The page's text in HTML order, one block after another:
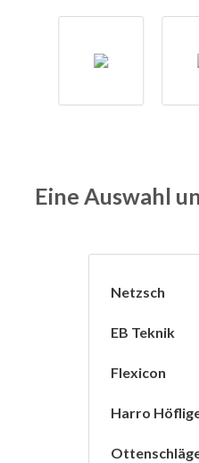
Eine Auswahl
Netzsch
EB Teknik
Flexicon
Harro